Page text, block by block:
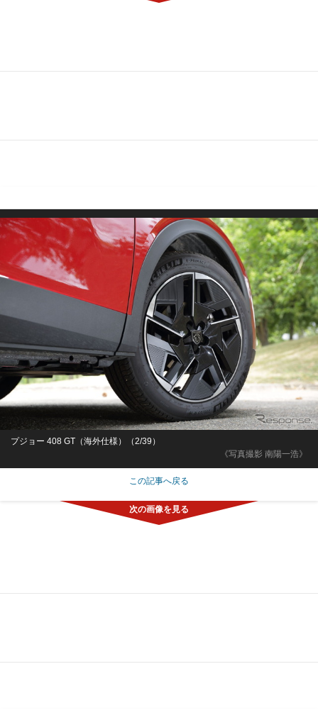
《写真撮影 南陽一浩》
プジョー 408 GT（海外仕様）（2/39）
この記事へ戻る